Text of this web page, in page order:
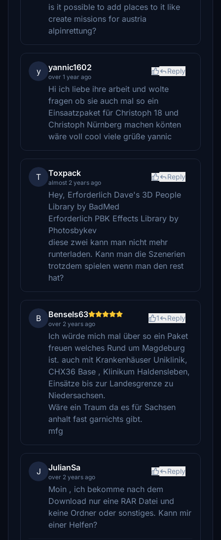
is it possible to add places to it like
create missions for austria
alpinrettung?
y yannic1602
over 1 year ago
Reply
Hi ich liebe ihre arbeit und wolte
fragen ob sie auch mal so ein
Einsaatzpaket für Christoph 18 und
Christoph Nürnberg machen könten
wäre voll cool viele grüße yannic
T Toxpack
almost 2 years ago
Reply
Hey, Erforderlich Dave's 3D People
Library by BadMed
Erforderlich PBK Effects Library by
Photosbykev
diese zwei kann man nicht mehr
runterladen. Kann man die Szenerien
trotzdem spielen wenn man den rest
hat?
B Bensels63
over 2 years ago
1 Reply
Ich würde mich mal über so ein Paket
freuen welches Rund um Magdeburg
ist. auch mit Krankenhäuser Uniklinik,
CHX36 Base , Klinikum Haldensleben,
Einsätze bis zur Landesgrenze zu
Niedersachsen.
Wäre ein Traum da es für Sachsen
anhalt fast garnichts gibt.
mfg
J JulianSa
over 2 years ago
Reply
Moin , ich bekomme nach dem
Download nur eine RAR Datei und
keine Ordner oder sonstiges. Kann mir
einer Helfen?